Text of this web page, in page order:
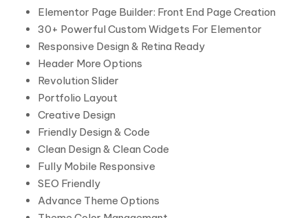
Elementor Page Builder: Front End Page Creation
30+ Powerful Custom Widgets For Elementor
Responsive Design & Retina Ready
Header More Options
Revolution Slider
Portfolio Layout
Creative Design
Friendly Design & Code
Clean Design & Clean Code
Fully Mobile Responsive
SEO Friendly
Advance Theme Options